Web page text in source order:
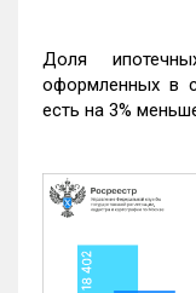
Доля
оформленных в
есть на 3%